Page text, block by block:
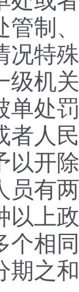
管制
况特
级机
单处
者人
以开
有
以上
个相
期之